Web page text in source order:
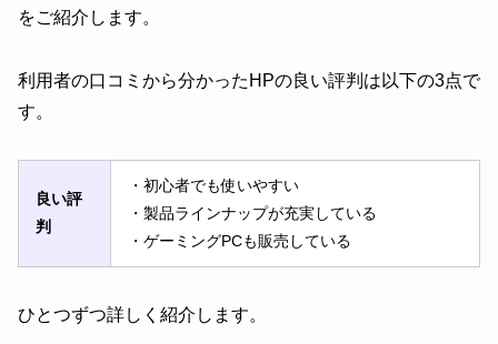
をご紹介します。
利用者の口コミから分かったHPの良い評判は以下の3点で
す。
良い評
判
・初心者でも使いやすい
・製品ラインナップが充実している
・ゲーミングPCも販売している
ひとつずつ詳しく紹介します。